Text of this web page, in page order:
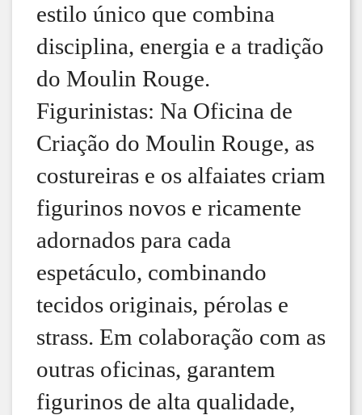
estilo único que combina
disciplina, energia e a tradição
do Moulin Rouge.
Figurinistas: Na Oficina de
Criação do Moulin Rouge, as
costureiras e os alfaiates criam
figurinos novos e ricamente
adornados para cada
espetáculo, combinando
tecidos originais, pérolas e
strass. Em colaboração com as
outras oficinas, garantem
figurinos de alta qualidade,